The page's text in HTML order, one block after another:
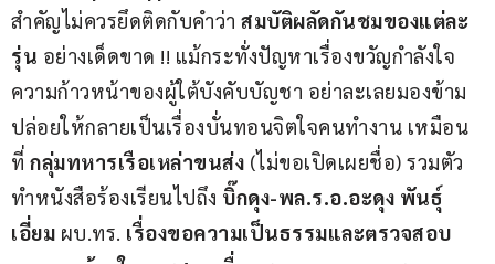
สำคัญไม่ควรยึดติดกับคำว่า สมบัติผลัดกันชมของแต่ละ
รุ่น อย่างเด็ดขาด !! แม้กระทั่งปัญหาเรื่องขวัญกำลังใจ
ความก้าวหน้าของผู้ใต้บังคับบัญชา อย่าละเลยมองข้าม
ปล่อยให้กลายเป็นเรื่องบั่นทอนจิตใจคนทำงาน เหมือน
ที่ กลุ่มทหารเรือเหล่าขนส่ง (ไม่ขอเปิดเผยชื่อ) รวมตัว
ทำหนังสือร้องเรียนไปถึง บิ๊กดุง-พล.ร.อ.อะดุง พันธุ์
เอี่ยม ผบ.ทร. เรื่องขอความเป็นธรรมและตรวจสอบ